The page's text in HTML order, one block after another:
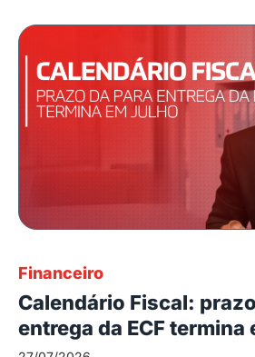
Financeiro
Calendário Fiscal:
entrega da ECF termina